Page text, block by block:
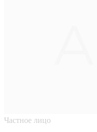
Частное лицо